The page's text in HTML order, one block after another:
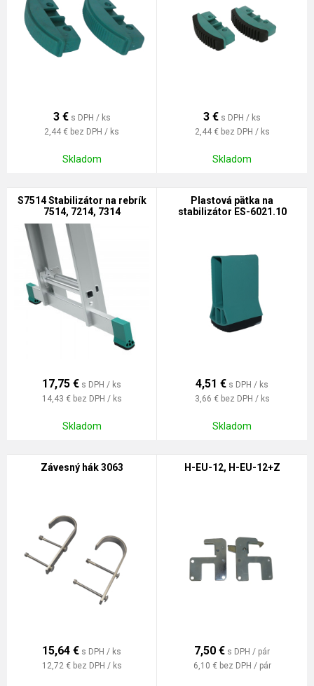
3 € s DPH / ks
2,44 € bez DPH / ks
Skladom
3 € s DPH / ks
2,44 € bez DPH / ks
Skladom
S7514 Stabilizátor na rebrík
7514, 7214, 7314
17,75 € s DPH / ks
14,43 € bez DPH / ks
Skladom
Plastová pätka na
stabilizátor ES-6021.10
4,51 € s DPH / ks
3,66 € bez DPH / ks
Skladom
Závesný hák 3063
15,64 € s DPH / ks
12,72 € bez DPH / ks
H-EU-12, H-EU-12+Z
7,50 € s DPH / pár
6,10 € bez DPH / pár